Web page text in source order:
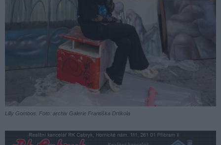
Lilly Gombos. Foto: archiv Galerie Františka Drtikola